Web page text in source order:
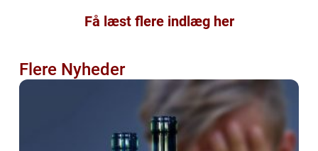
Få læst flere indlæg her
Flere Nyheder